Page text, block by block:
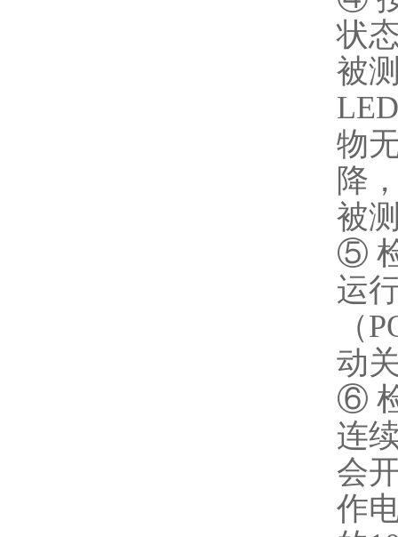
状
被
物
降
被
⑤
运
（
动
⑥
连
会
作